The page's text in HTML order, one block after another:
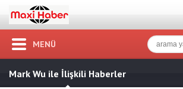
MENÜ
Mark Wu ile İlişkili Haberler